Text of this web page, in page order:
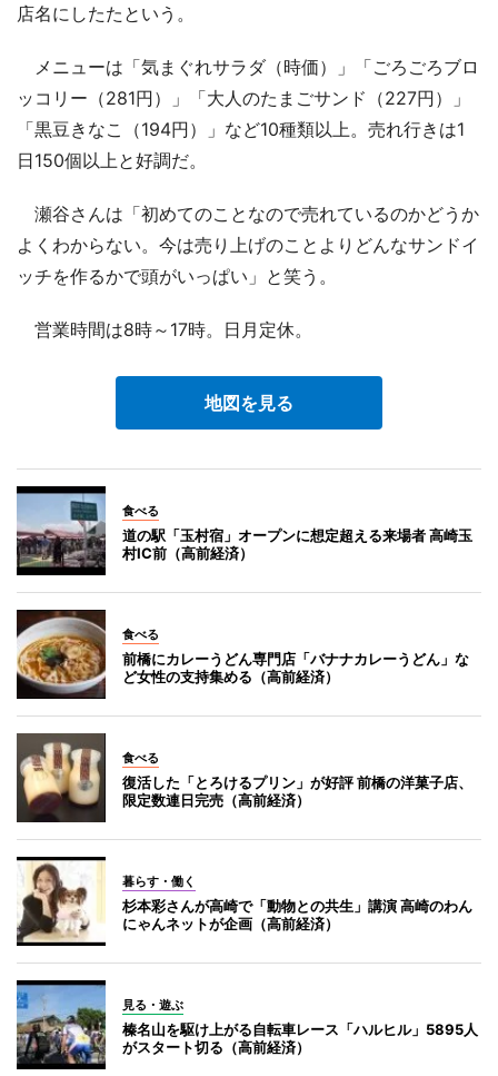
店名にしたたという。
メニューは「気まぐれサラダ（時価）」「ごろごろブロ
ッコリー（281円）」「大人のたまごサンド（227円）」
「黒豆きなこ（194円）」など10種類以上。売れ行きは1
日150個以上と好調だ。
瀬谷さんは「初めてのことなので売れているのかどうか
よくわからない。今は売り上げのことよりどんなサンドイ
ッチを作るかで頭がいっぱい」と笑う。
営業時間は8時～17時。日月定休。
地図を見る
食べる
道の駅「玉村宿」オープンに想定超える来場者 高崎玉
村IC前（高前経済）
食べる
前橋にカレーうどん専門店「バナナカレーうどん」な
ど女性の支持集める（高前経済）
食べる
復活した「とろけるプリン」が好評 前橋の洋菓子店、
限定数連日完売（高前経済）
暮らす・働く
杉本彩さんが高崎で「動物との共生」講演 高崎のわん
にゃんネットが企画（高前経済）
見る・遊ぶ
榛名山を駆け上がる自転車レース「ハルヒル」5895人
がスタート切る（高前経済）